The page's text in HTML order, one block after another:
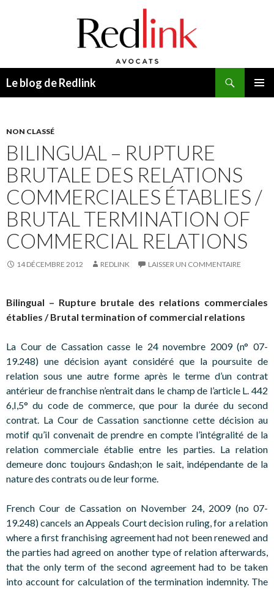
Le blog de Redlink
NON CLASSÉ
BILINGUAL – RUPTURE
BRUTALE DES RELATIONS
COMMERCIALES ÉTABLIES /
BRUTAL TERMINATION OF
COMMERCIAL RELATIONS
14 DÉCEMBRE 2012 REDLINK LAISSER UN COMMENTAIRE
Bilingual – Rupture brutale des relations commerciales
établies / Brutal termination of commercial relations
La Cour de Cassation casse le 24 novembre 2009 (n° 07-
19.248) une décision ayant considéré que la poursuite de
relation sous une autre forme après le terme d’un contrat
antérieur de franchise n’entrait dans le champ de l’article L. 442
6,I,5° du code de commerce, que pour la durée du second
contrat. La Cour de Cassation sanctionne cette décision au
motif qu’il convenait de prendre en compte l’intégralité de la
relation commerciale établie entre les parties. La relation
demeure donc toujours &ndash;on le sait, indépendante de la
nature des contrats ou de leur forme.
French Cour de Cassation on November 24, 2009 (no 07-
19.248) cancels an Appeals Court decision ruling, for a relation
where a first franchising agreement had not been renewed and
the parties had agreed on another type of relation afterwards,
that the only term of the second agreement had to be taken
into account for calculation of the termination indemnity. The